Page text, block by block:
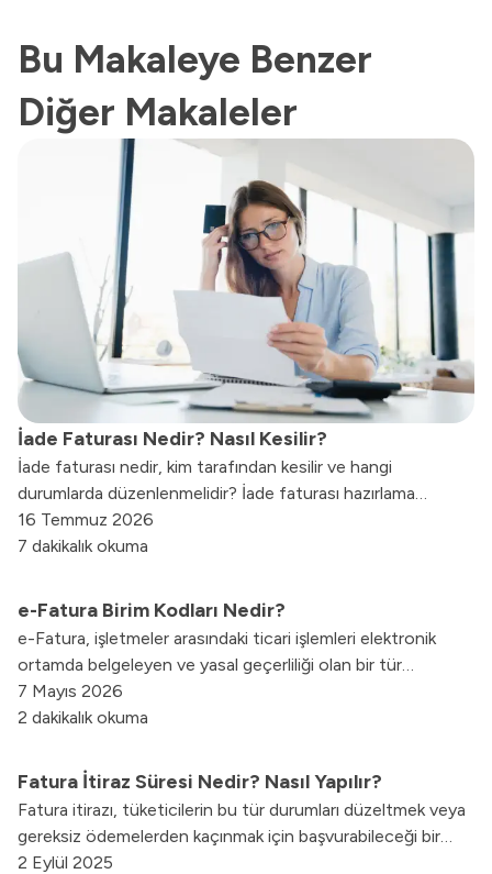
Bu Makaleye Benzer
Diğer Makaleler
İade Faturası Nedir? Nasıl Kesilir?
İade faturası nedir, kim tarafından kesilir ve hangi
durumlarda düzenlenmelidir? İade faturası hazırlama
sürecini, yasal süreleri, muhasebe kayıtlarını ve e-Fatura ile
dijital iade işlemlerini adım adım keşfedin.
16 Temmuz 2026
7 dakikalık okuma
e-Fatura Birim Kodları Nedir?
e-Fatura, işletmeler arasındaki ticari işlemleri elektronik
ortamda belgeleyen ve yasal geçerliliği olan bir tür
elektronik faturadır. Türkiye’de, Maliye Bakanlığı tarafından
belirlenen standartlara uygun olarak kullanılmaktadır.
7 Mayıs 2026
2 dakikalık okuma
Fatura İtiraz Süresi Nedir? Nasıl Yapılır?
Fatura itirazı, tüketicilerin bu tür durumları düzeltmek veya
gereksiz ödemelerden kaçınmak için başvurabileceği bir
haktır. Ancak, bu süreçte belirli bir zaman dilimine dikkat
2 Eylül 2025